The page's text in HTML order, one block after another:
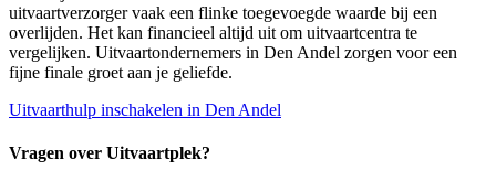
uitvaartverzorger vaak een flinke toegevoegde waarde bij een
overlijden. Het kan financieel altijd uit om uitvaartcentra te
vergelijken. Uitvaartondernemers in Den Andel zorgen voor een
fijne finale groet aan je geliefde.
Uitvaarthulp inschakelen in Den Andel
Vragen over Uitvaartplek?